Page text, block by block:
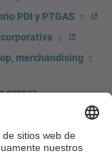
PDI y PTGAS
merchandising
prensa